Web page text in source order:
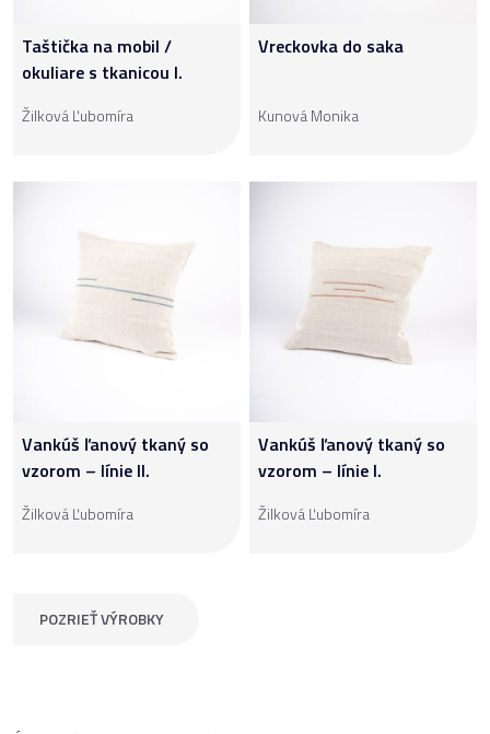
Taštička na mobil /
okuliare s tkanicou I.
Žilková Ľubomíra
Vreckovka do saka
Kunová Monika
Vankúš ľanový tkaný so
vzorom – línie II.
Žilková Ľubomíra
Vankúš ľanový tkaný so
vzorom – línie I.
Žilková Ľubomíra
POZRIEŤ VÝROBKY